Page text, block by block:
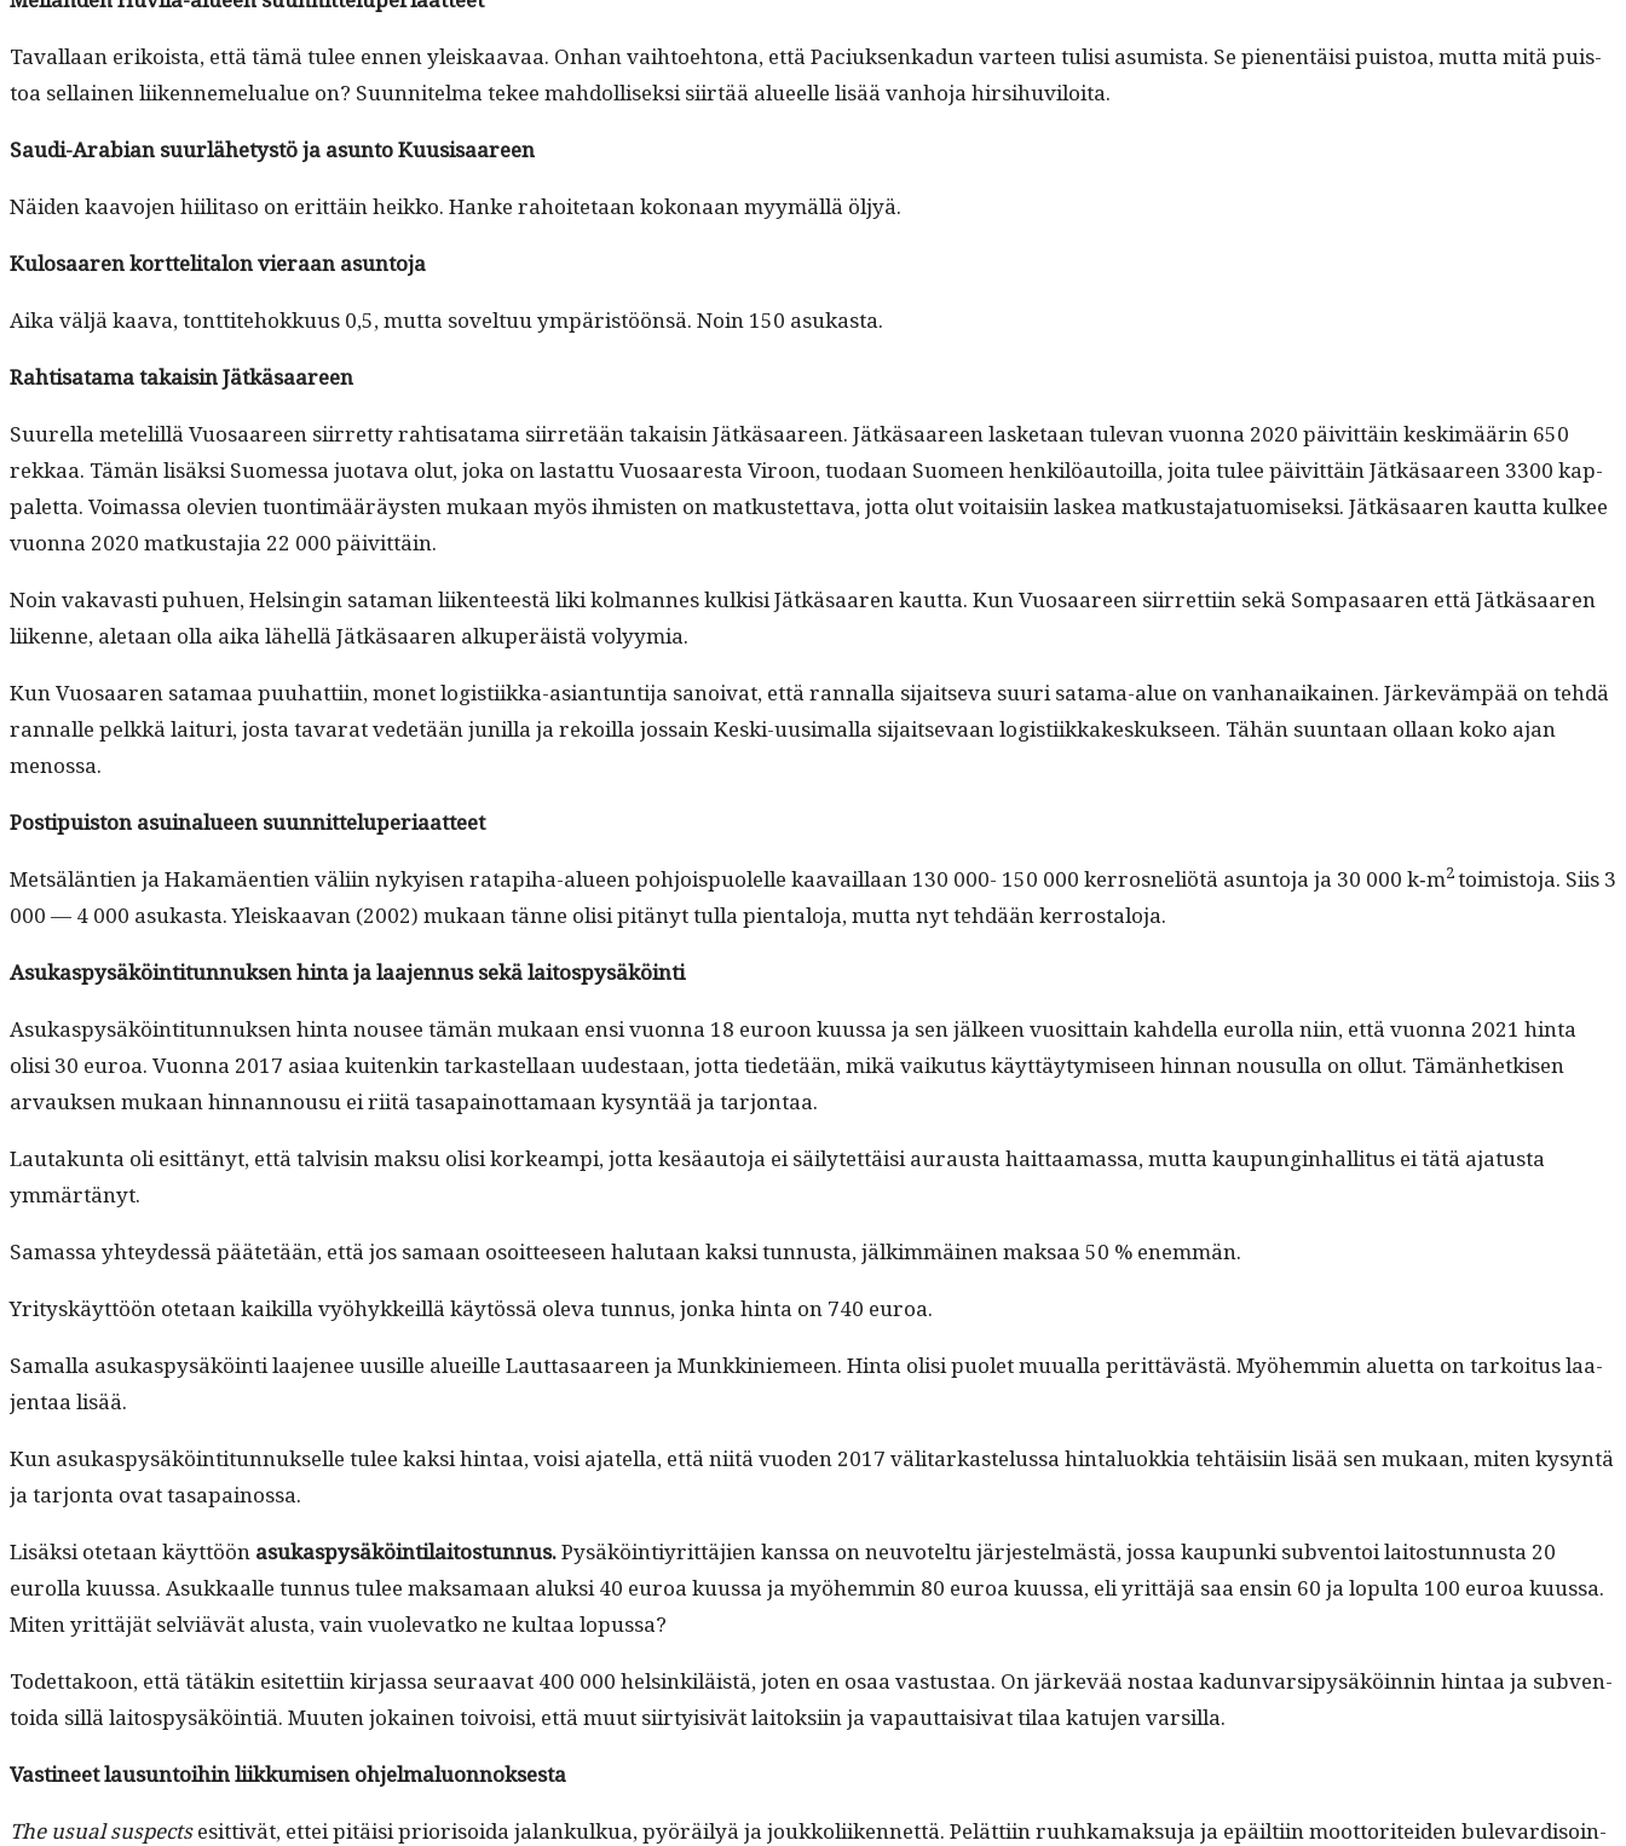
Taval­laan erikoista, että tämä tulee ennen yleiskaavaa. Onhan vai­h­toe­htona, että Paciuk­senkadun var­teen tulisi asum­ista. Se pienen­täisi puis­toa, mut­ta mitä puis­
toa sel­l­ainen liiken­nemelu­alue on? Suun­nitel­ma tekee mah­dol­lisek­si siirtää alueelle lisää van­ho­ja hirsihuviloita.
Sau­di-Ara­bi­an suurlähetys­tö ja asun­toKuu­sisaa­reen
Näi­den kaavo­jen hiil­i­ta­so on erit­täin heikko. Han­ke rahoite­taan kokon­aan myymäl­lä öljyä.
Kulosaaren kort­telitalon vier­aan asuntoja
Aika väljä kaa­va, tont­tite­hokku­us 0,5, mut­ta sovel­tuu ympäristöön­sä. Noin 150 asukasta.
Rahti­sa­ta­ma takaisin Jätkäsaareen
Suurel­la metelil­lä Vuosaa­reen siir­ret­ty rahti­sa­ta­ma siir­retään takaisin Jätkäsaa­reen. Jätkäsaa­reen las­ke­taan tule­van vuon­na 2020 päivit­täin keskimäärin 650
rekkaa. Tämän lisäk­si Suomes­sa juo­ta­va olut, joka on las­tat­tu Vuosaares­ta Viroon, tuo­daan Suomeen henkilöau­toil­la, joi­ta tulee päivit­täin Jätkäsaa­reen 3300 kap­
palet­ta. Voimas­sa ole­vien tuon­timääräys­ten mukaan myös ihmis­ten on matkustet­ta­va, jot­ta olut voitaisi­in laskea matkus­ta­jatuomisek­si. Jätkäsaaren kaut­ta kul­kee
vuon­na 2020 matkus­ta­jia 22 000 päivittäin.
Noin vakavasti puhuen, Helsin­gin sata­man liiken­teestä liki kol­mannes kulk­isi Jätkäsaaren kaut­ta. Kun Vuosaa­reen siir­ret­ti­in sekä Som­pasaaren että Jätkäsaaren
liikenne, ale­taan olla aika lähel­lä Jätkäsaaren alku­peräistä volyymia.
Kun Vuosaaren sata­maa puuhat­ti­in, mon­et logis­ti­ik­ka-asiantun­ti­ja sanoi­vat, että ran­nal­la sijait­se­va suuri sata­ma-alue on van­hanaikainen. Järkeväm­pää on tehdä
ran­nalle pelkkä lai­turi, jos­ta tavarat vede­tään junil­la ja rekoil­la jos­sain Kes­ki-uusi­mal­la sijait­se­vaan logis­ti­ikkakeskuk­seen. Tähän suun­taan ollaan koko ajan
menossa.
Postipuis­ton asuinalueen suunnitteluperiaatteet
Met­sälän­tien ja Hakamäen­tien väli­in nykyisen rat­api­ha-alueen pohjois­puolelle kaavail­laan 130 000- 150 000 ker­rosneliötä asun­to­ja ja 30 000 k‑m2toimis­to­ja. Siis 3
000 — 4 000 asukas­ta. Yleiskaa­van (2002) mukaan tänne olisi pitänyt tul­la pien­talo­ja, mut­ta nyt tehdään kerrostaloja.
Asukaspysäköin­ti­tun­nuk­sen hin­ta ja laa­jen­nus sekä laitospysäköinti
Asukaspysäköin­ti­tun­nuk­sen hin­ta nousee tämän mukaan ensi vuon­na 18 euroon kuus­sa ja sen jäl­keen vuosit­tain kahdel­la eurol­la niin, että vuon­na 2021 hin­ta
olisi 30 euroa. Vuon­na 2017 asi­aa kuitenkin tarkastel­laan uud­estaan, jot­ta tiede­tään, mikä vaiku­tus käyt­täy­tymiseen hin­nan nousul­la on ollut. Tämän­hetkisen
arvauk­sen mukaan hin­nan­nousu ei riitä tas­apain­ot­ta­maan kysyn­tää ja tarjontaa.
Lau­takun­ta oli esit­tänyt, että talvisin mak­su olisi korkeampi, jot­ta kesäau­to­ja ei säi­lytet­täisi auraus­ta hait­taa­mas­sa, mut­ta kaupung­in­hal­li­tus ei tätä aja­tus­ta
ymmärtänyt.
Samas­sa yhtey­dessä päätetään, että jos samaan osoit­teeseen halu­taan kak­si tun­nus­ta, jälkim­mäi­nen mak­saa 50 % enemmän.
Yri­tyskäyt­töön ote­taan kaikil­la vyöhykkeil­lä käytössä ole­va tun­nus, jon­ka hin­ta on 740 euroa.
Samal­la asukaspysäköin­ti laa­je­nee uusille alueille Laut­tasaa­reen ja Munkkiniemeen. Hin­ta olisi puo­let muual­la perit­tävästä. Myöhem­min aluet­ta on tarkoi­tus laa­
jen­taa lisää.
Kun asukaspysäköin­ti­tun­nuk­selle tulee kak­si hin­taa, voisi ajatel­la, että niitä vuo­den 2017 väl­i­tarkastelus­sa hin­talu­okkia tehtäisi­in lisää sen mukaan, miten kysyn­tä
ja tar­jon­ta ovat tasapainossa.
Lisäk­si ote­taan käyt­töön asukaspysäköin­ti­laitostun­nus.Pysäköin­tiyrit­täjien kanssa on neu­votel­tu jär­jestelmästä, jos­sa kaupun­ki sub­ven­toi laitostun­nus­ta 20
eurol­la kuus­sa. Asukkaalle tun­nus tulee mak­samaan aluk­si 40 euroa kuus­sa ja myöhem­min 80 euroa kuus­sa, eli yrit­täjä saa ensin 60 ja lop­ul­ta 100 euroa kuus­sa.
Miten yrit­täjät selviävät alus­ta, vain vuol­e­vatko ne kul­taa lopussa?
Todet­takoon, että tätäkin esitet­ti­in kir­jas­sa seu­raa­vat 400 000 helsinkiläistä, joten en osaa vas­tus­taa. On järkevää nos­taa kadun­var­sipysäköin­nin hin­taa ja sub­ven­
toi­da sil­lä laitospysäköin­tiä. Muuten jokainen toivoisi, että muut siir­ty­i­sivät laitok­si­in ja vapaut­taisi­vat tilaa katu­jen varsilla.
Vasti­neet lausun­toi­hin liikku­misen ohjelmaluonnoksesta
The usu­al sus­pectsesit­tivät, ettei pitäisi pri­or­isoi­da jalankulkua, pyöräi­lyä ja joukkoli­iken­net­tä. Pelät­ti­in ruuhka­mak­su­ja ja epäilti­in moot­toritei­den bule­vardis­oin­